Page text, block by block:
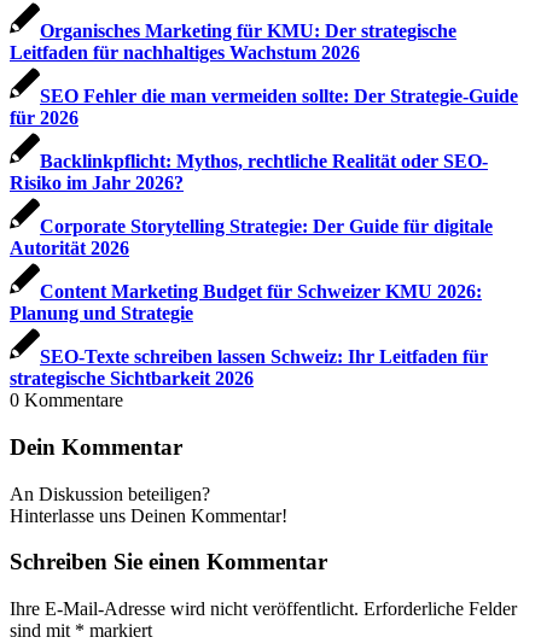
Organisches Marketing für KMU: Der strategische
Leitfaden für nachhaltiges Wachstum 2026
SEO Fehler die man vermeiden sollte: Der Strategie-Guide
für 2026
Backlinkpflicht: Mythos, rechtliche Realität oder SEO-
Risiko im Jahr 2026?
Corporate Storytelling Strategie: Der Guide für digitale
Autorität 2026
Content Marketing Budget für Schweizer KMU 2026:
Planung und Strategie
SEO-Texte schreiben lassen Schweiz: Ihr Leitfaden für
strategische Sichtbarkeit 2026
0 Kommentare
Dein Kommentar
An Diskussion beteiligen?
Hinterlasse uns Deinen Kommentar!
Schreiben Sie einen Kommentar
Ihre E-Mail-Adresse wird nicht veröffentlicht. Erforderliche Felder
sind mit * markiert